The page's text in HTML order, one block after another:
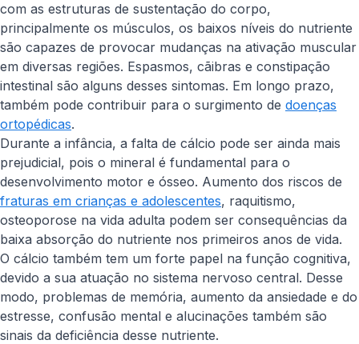
com as estruturas de sustentação do corpo,
principalmente os músculos, os baixos níveis do nutriente
são capazes de provocar mudanças na ativação muscular
em diversas regiões. Espasmos, cãibras e constipação
intestinal são alguns desses sintomas. Em longo prazo,
também pode contribuir para o surgimento de doenças
ortopédicas.
Durante a infância, a falta de cálcio pode ser ainda mais
prejudicial, pois o mineral é fundamental para o
desenvolvimento motor e ósseo. Aumento dos riscos de
fraturas em crianças e adolescentes, raquitismo,
osteoporose na vida adulta podem ser consequências da
baixa absorção do nutriente nos primeiros anos de vida.
O cálcio também tem um forte papel na função cognitiva,
devido a sua atuação no sistema nervoso central. Desse
modo, problemas de memória, aumento da ansiedade e do
estresse, confusão mental e alucinações também são
sinais da deficiência desse nutriente.